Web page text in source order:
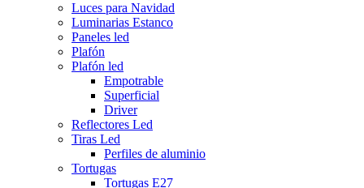
Luces para Navidad
Luminarias Estanco
Paneles led
Plafón
Plafón led
Empotrable
Superficial
Driver
Reflectores Led
Tiras Led
Perfiles de aluminio
Tortugas
Tortugas E27